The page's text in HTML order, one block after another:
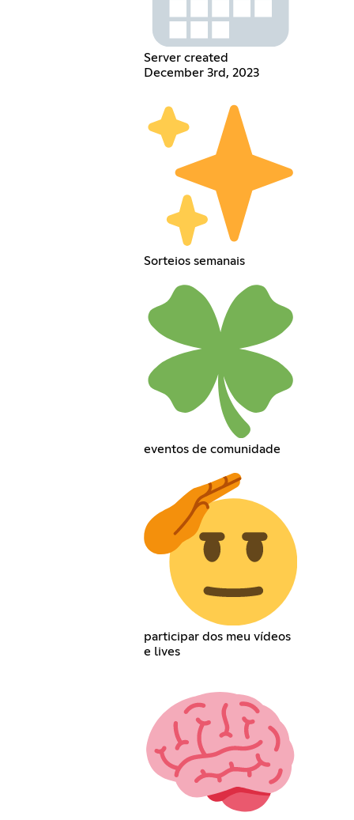
Server created
December 3rd, 2023
Sorteios semanais
eventos de comunidade
participar dos meu vídeos
e lives